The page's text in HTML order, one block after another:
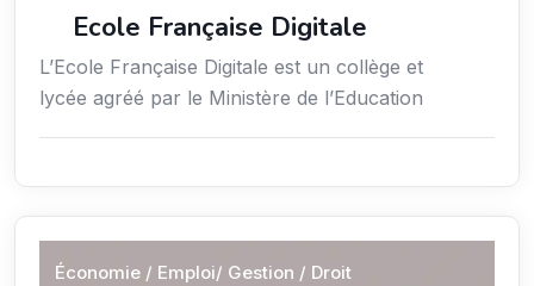
Ecole Française Digitale
L’Ecole Française Digitale est un collège et
lycée agréé par le Ministère de l’Education
Économie / Emploi/ Gestion / Droit